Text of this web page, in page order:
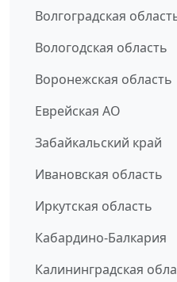
Волгоградская
Вологодская область
Воронежская область
Еврейская АО
Забайкальский край
Ивановская область
Иркутская область
Кабардино-Балкария
Калининградская